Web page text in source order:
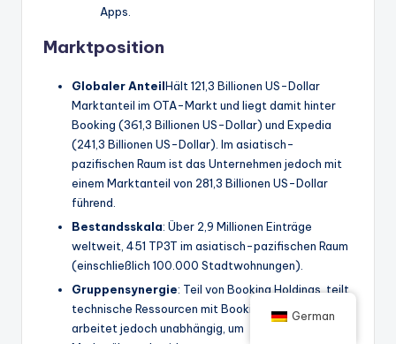
Apps.
Marktposition
Globaler AnteilHält 121,3 Billionen US-Dollar
Marktanteil im OTA-Markt und liegt damit hinter
Booking (361,3 Billionen US-Dollar) und Expedia
(241,3 Billionen US-Dollar). Im asiatisch-
pazifischen Raum ist das Unternehmen jedoch mit
einem Marktanteil von 281,3 Billionen US-Dollar
führend.
Bestandsskala: Über 2,9 Millionen Einträge
weltweit, 451 TP3T im asiatisch-pazifischen Raum
(einschließlich 100.000 Stadtwohnungen).
Gruppensynergie: Teil von Booking Holdings, teilt
technische Ressourcen mit Booking.com und Kayak,
arbeitet jedoch unabhängig, um
German